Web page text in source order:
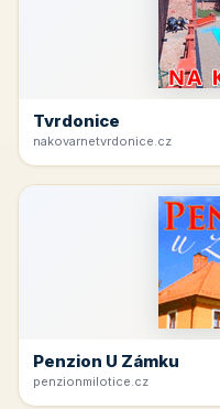
Tvrdonice
nakovarnetvrdonice.cz
Penzion U Zámku
penzionmilotice.cz